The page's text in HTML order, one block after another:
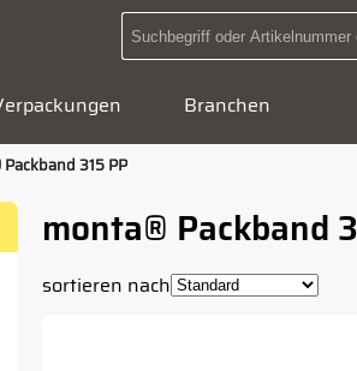
Branchen
315 PP
monta® Packband
sortieren nach